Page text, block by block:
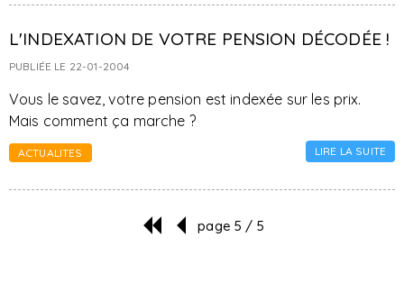
L'INDEXATION DE VOTRE PENSION DÉCODÉE !
PUBLIÉE LE 22-01-2004
Vous le savez, votre pension est indexée sur les prix.
Mais comment ça marche ?
ACTUALITES LIRE LA SUITE
page 5 / 5